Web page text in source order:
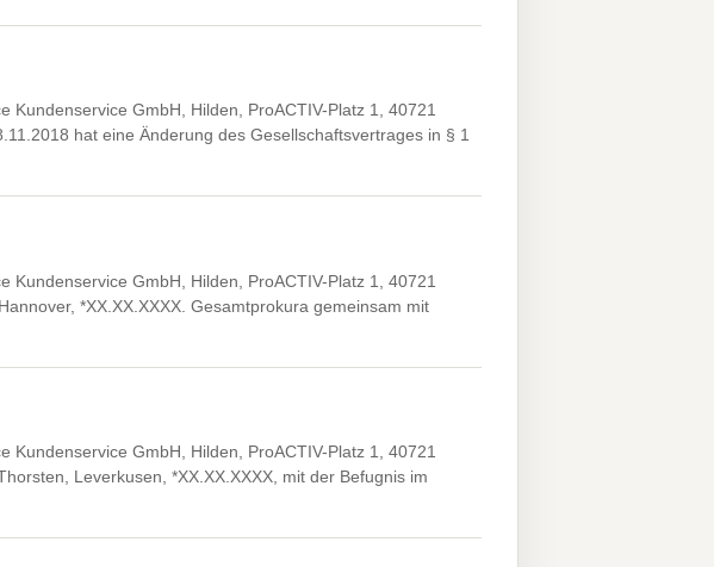
Kundenservice GmbH, Hilden, ProACTIV-Platz 1, 40721
hat eine Änderung des Gesellschaftsvertrages in § 1
Kundenservice GmbH, Hilden, ProACTIV-Platz 1, 40721
*XX.XX.XXXX. Gesamtprokura gemeinsam mit
Kundenservice GmbH, Hilden, ProACTIV-Platz 1, 40721
Leverkusen, *XX.XX.XXXX, mit der Befugnis im